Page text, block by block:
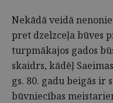
Nekādā veidā
pret dzelzceļa būves
turpmākajos gados
skaidrs, kādēļ
gs. 80. gadu beigās ir
būvniecības